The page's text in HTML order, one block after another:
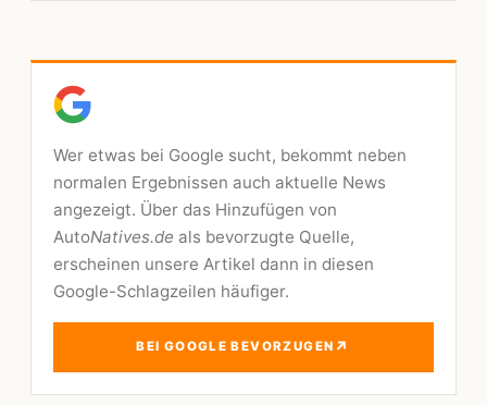
Wer etwas bei Google sucht, bekommt neben
normalen Ergebnissen auch aktuelle News
angezeigt. Über das Hinzufügen von
AutoNatives.de als bevorzugte Quelle,
erscheinen unsere Artikel dann in diesen
Google-Schlagzeilen häufiger.
BEI GOOGLE BEVORZUGEN ↗